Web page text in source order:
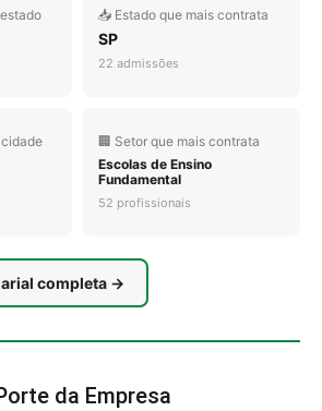
📥 Estado que mais contrata
SP
22 admissões
🏢 Setor que mais contrata
Escolas de Ensino
Fundamental
52 profissionais
completa →
da Empresa